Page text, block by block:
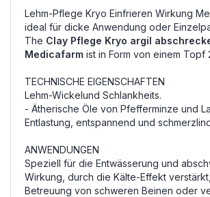
Lehm-Pflege Kryo Einfrieren Wirkung
ideal für dicke Anwendung oder
The Clay Pflege Kryo argil
Medicafarm ist in Form von einem Topf
TECHNISCHE EIGENSCHAFTEN
Lehm-Wickelund Schlankheits.
- Ätherische Öle von Pfefferminze und
Entlastung, entspannend und
ANWENDUNGEN
Speziell für die Entwässerung und
Wirkung, durch die Kälte-Effekt
Betreuung von schweren Beinen oder